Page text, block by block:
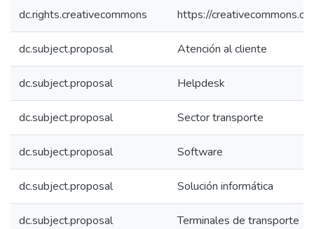
dc.rights.creativecommons https://
dc.subject.proposal Atención al cliente
dc.subject.proposal Helpdesk
dc.subject.proposal Sector transporte
dc.subject.proposal Software
dc.subject.proposal Solución informática
dc.subject.proposal Terminales de transporte